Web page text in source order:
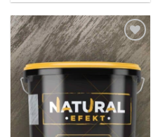
İstek
Listeme
Ekle